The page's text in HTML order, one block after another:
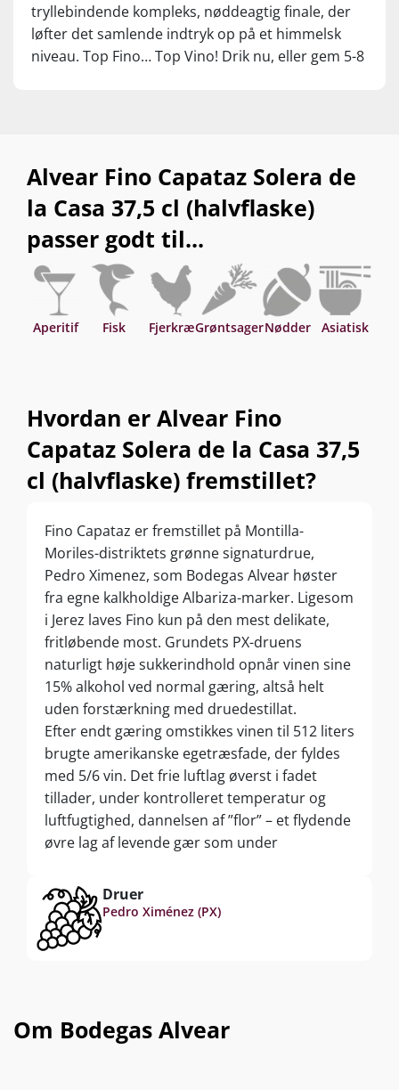
tryllebindende kompleks, nøddeagtig finale, der
løfter det samlende indtryk op på et himmelsk
niveau. Top Fino… Top Vino! Drik nu, eller gem 5-8
Alvear Fino Capataz Solera de
la Casa 37,5 cl (halvflaske)
passer godt til...
Aperitif Fisk FjerkræGrøntsagerNødder Asiatisk
Hvordan er Alvear Fino
Capataz Solera de la Casa 37,5
cl (halvflaske) fremstillet?
Fino Capataz er fremstillet på Montilla-
Moriles-distriktets grønne signaturdrue,
Pedro Ximenez, som Bodegas Alvear høster
fra egne kalkholdige Albariza-marker. Ligesom
i Jerez laves Fino kun på den mest delikate,
fritløbende most. Grundets PX-druens
naturligt høje sukkerindhold opnår vinen sine
15% alkohol ved normal gæring, altså helt
uden forstærkning med druedestillat.
Efter endt gæring omstikkes vinen til 512 liters
brugte amerikanske egetræsfade, der fyldes
med 5/6 vin. Det frie luftlag øverst i fadet
tillader, under kontrolleret temperatur og
luftfugtighed, dannelsen af ”flor” – et flydende
øvre lag af levende gær som under
vinen sin unikke, pikante Fino-karakter.
Capatez modner længere end normal Fino –
helt op mod 10-12 år. Henmod slutningen af
fadmodningen svinder det beskyttende øvre
lagringstypen fra "biologisk" gærmodning til
oxidativ fadmodning. Som resultat byder
Druer
Pedro Ximénez (PX)
Om Bodegas Alvear